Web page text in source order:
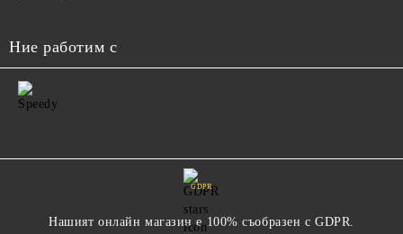
Ние работим с
GDPR
Нашият онлайн магазин е 100% съобразен с GDPR.